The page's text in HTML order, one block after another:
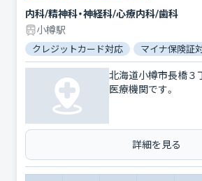
内科/精神科・神経科/心療内科/歯科
小樽駅
クレジットカード対応 マイナ保険証
北海道小樽市長橋３
医療機関です。
詳細を見る